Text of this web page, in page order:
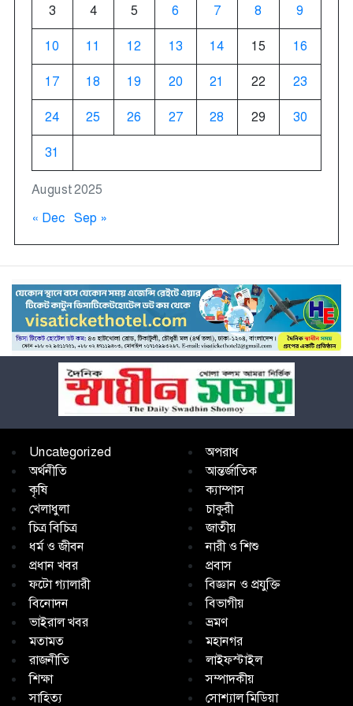
August 2025
3 4 5 6 7 8 9
10 11 12 13 14 15 16
17 18 19 20 21 22 23
24 25 26 27 28 29 30
31
« Dec Sep »
Uncategorized
অপরাধ
অর্থনীতি
আন্তর্জাতিক
কৃষি
ক্যাম্পাস
খেলাধুলা
চাকুরী
চিত্র বিচিত্র
জাতীয়
ধর্ম ও জীবন
নারী ও শিশু
প্রধান খবর
প্রবাস
ফটো গ্যালারী
বিজ্ঞান ও প্রযুক্তি
বিনোদন
বিভাগীয়
ভাইরাল খবর
ভ্রমণ
মতামত
মহানগর
রাজনীতি
লাইফস্টাইল
শিক্ষা
সম্পাদকীয়
সাহিত্য
সোশ্যাল মিডিয়া